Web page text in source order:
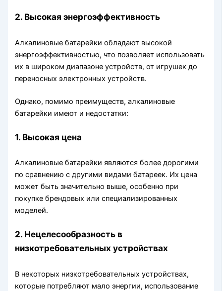
2. Высокая энергоэффективность
Алкалиновые батарейки обладают высокой
энергоэффективностью, что позволяет использовать
их в широком диапазоне устройств, от игрушек до
переносных электронных устройств.
Однако, помимо преимуществ, алкалиновые
батарейки имеют и недостатки:
1. Высокая цена
Алкалиновые батарейки являются более дорогими
по сравнению с другими видами батареек. Их цена
может быть значительно выше, особенно при
покупке брендовых или специализированных
моделей.
2. Нецелесообразность в
низкотребовательных устройствах
В некоторых низкотребовательных устройствах,
которые потребляют мало энергии, использование